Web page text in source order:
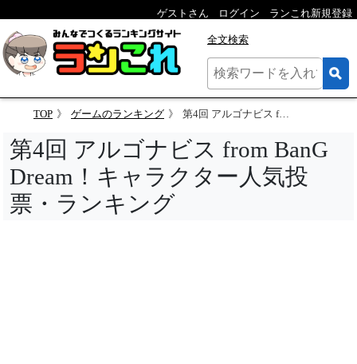
ゲストさん ログイン ランこれ新規登録
全文検索
TOP ゲームのランキング 第4回 アルゴナビス from BanG Dream！キャラクター人気投票
第4回 アルゴナビス from BanG
Dream！キャラクター人気投
票・ランキング